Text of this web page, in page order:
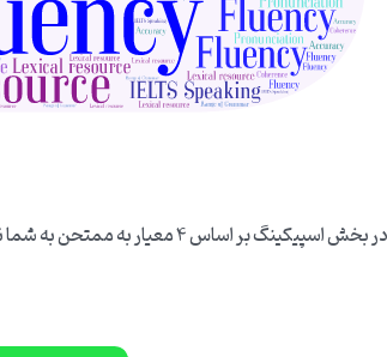
در بخش اسپیکینگ بر اساس 4 معیار به ممتحن به شما نمره ای بین 1 تا 9 می دهد.